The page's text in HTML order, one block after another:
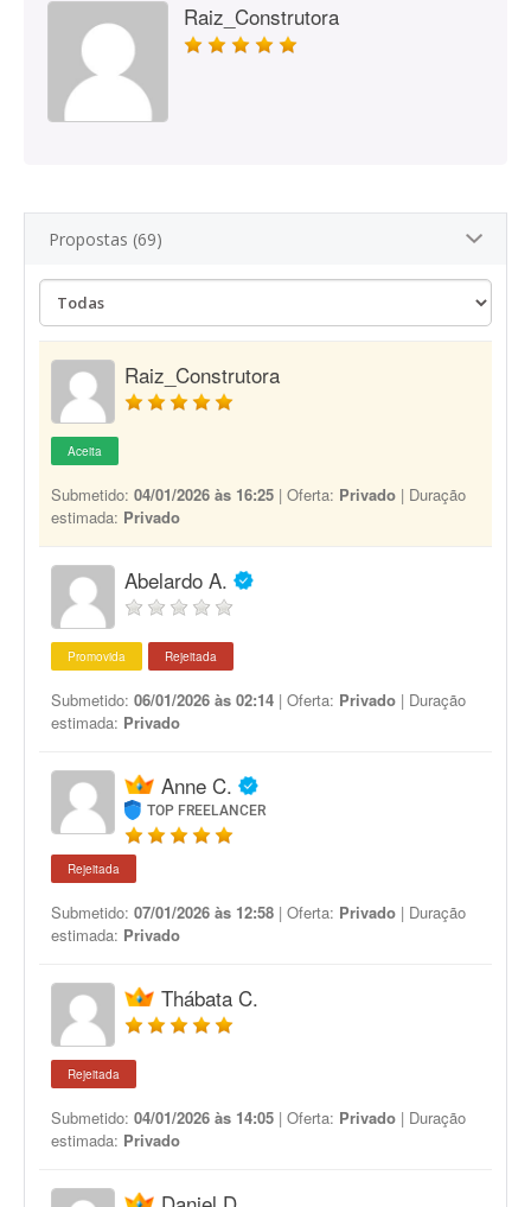
Raiz_Construtora
Propostas (69)
Raiz_Construtora
Aceita
Submetido: 04/01/2026 às 16:25 | Oferta: Privado | Duração
estimada: Privado
Abelardo A.
Promovida Rejeitada
Submetido: 06/01/2026 às 02:14 | Oferta: Privado | Duração
estimada: Privado
Anne C.
TOP FREELANCER
Rejeitada
Submetido: 07/01/2026 às 12:58 | Oferta: Privado | Duração
estimada: Privado
Thábata C.
Rejeitada
Submetido: 04/01/2026 às 14:05 | Oferta: Privado | Duração
estimada: Privado